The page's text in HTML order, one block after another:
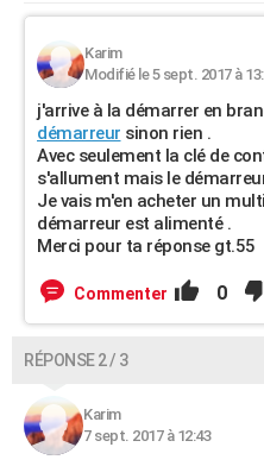
Karim
Modifié le 5 sept. 2017 à
j'arrive à la démarrer en
démarreur sinon rien .
Avec seulement la clé de
s'allument mais le
Je vais m'en acheter un
démarreur est alimenté .
Merci pour ta réponse gt.55
Commenter 0
RÉPONSE 2 / 3
Karim
7 sept. 2017 à 12:43